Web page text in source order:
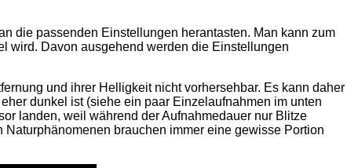
die passenden Einstellungen herantasten. Man kann zum
wird. Davon ausgehend werden die Einstellungen
und ihrer Helligkeit nicht vorhersehbar. Es kann daher
dunkel ist (siehe ein paar Einzelaufnahmen im unten
landen, weil während der Aufnahmedauer nur Blitze
brauchen immer eine gewisse Portion